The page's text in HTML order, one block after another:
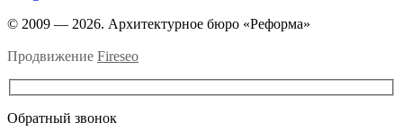
© 2009 — 2026. Архитектурное бюро «Реформа»
Продвижение Fireseo
Обратный звонок